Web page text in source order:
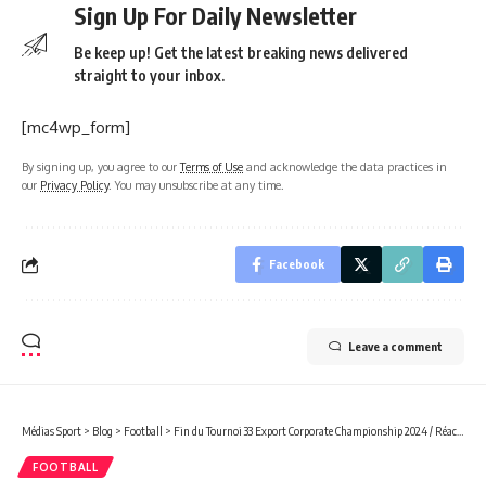
Sign Up For Daily Newsletter
Be keep up! Get the latest breaking news delivered
straight to your inbox.
[mc4wp_form]
By signing up, you agree to ourTerms of Use and acknowledge the data practices in
our Privacy Policy. You may unsubscribe at any time.
Facebook
Leave a comment
Médias Sport > Blog > Football > Fin du Tournoi 33 Export Corporate Championship 2024 / Réaction de Mathieu Beng: «Nous sommes comblés par le soutien du Président de la Transition aux légendes du football national»
FOOTBALL